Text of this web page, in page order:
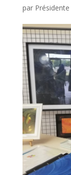
par Présidente